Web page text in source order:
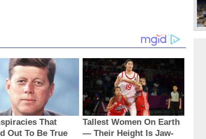
That
Out To Be True
Tallest Women On Earth
— Their Height Is Jaw-